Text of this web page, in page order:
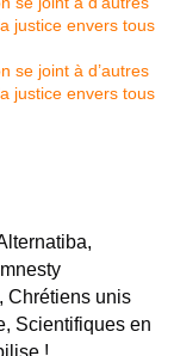
Chrétiens unis
Scientifiques en